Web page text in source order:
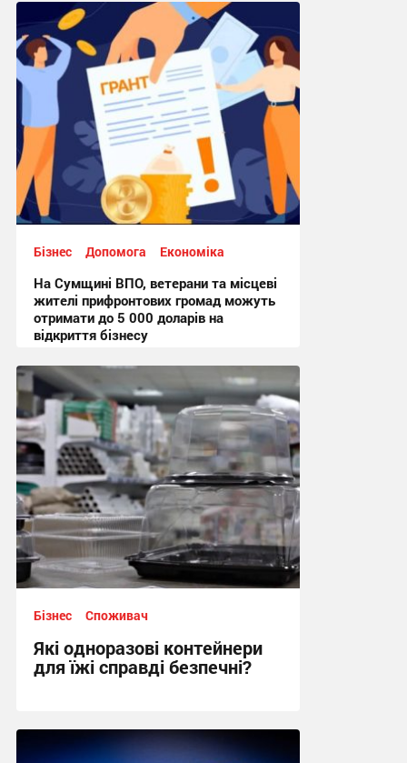
Бізнес Допомога Економіка
На Сумщині ВПО, ветерани та місцеві
жителі прифронтових громад можуть
отримати до 5 000 доларів на
відкриття бізнесу
16:00, 19.06.2026
Бізнес Споживач
Які одноразові контейнери
для їжі справді безпечні?
14:30, 17.06.2026